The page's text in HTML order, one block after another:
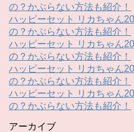
の？かぶらない方法も紹介！
ハッピーセット リカちゃん
の？かぶらない方法も紹介！
ハッピーセット リカちゃん
の？かぶらない方法も紹介！
ハッピーセット リカちゃん
の？かぶらない方法も紹介！
ハッピーセット リカちゃん
の？かぶらない方法も紹介！
アーカイブ